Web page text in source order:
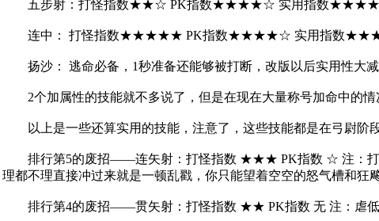
五步射：打怪指数★★☆ PK指数★★★★☆ 实用指数★★★★ 注：作
连中： 打怪指数★★★★★ PK指数★★★★☆ 实用指数★★★★★ 注
扬沙： 逃命必备，1秒准备还能够被打断，改版以后实用性大
2个加属性的技能就不多说了，但是在现在大量称号加命中的情
以上是一些还算实用的技能，注意了，这些技能都是在弓尉阶
排行第5的废招——连矢射：打怪指数 ★★★ PK指数 ☆ 注：打怪
理都不理直接冲过来就是一顿乱戳，你只能望着空空的怒气槽和狂
排行第4的废招——贯矢射：打怪指数 ★★ PK指数 无 注：虐低